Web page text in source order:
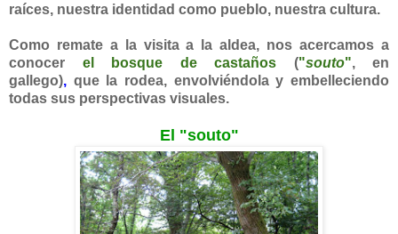
raíces, nuestra identidad como pueblo, nuestra cultura.
Como remate a la visita a la aldea, nos acercamos a
conocer el bosque de castaños ("souto", en
gallego), que la rodea, envolviéndola y embelleciendo
todas sus perspectivas visuales.
El "souto"